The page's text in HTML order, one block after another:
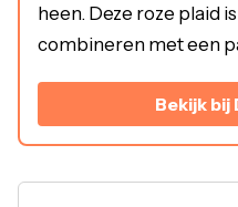
heen. Deze roze plaid
combineren met een
Bekijk bij